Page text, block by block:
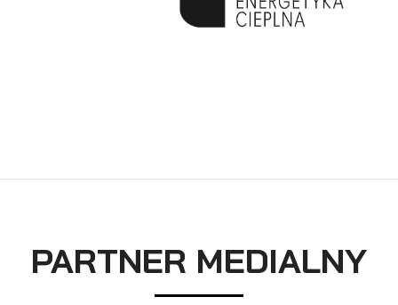
PARTNER MEDIALNY